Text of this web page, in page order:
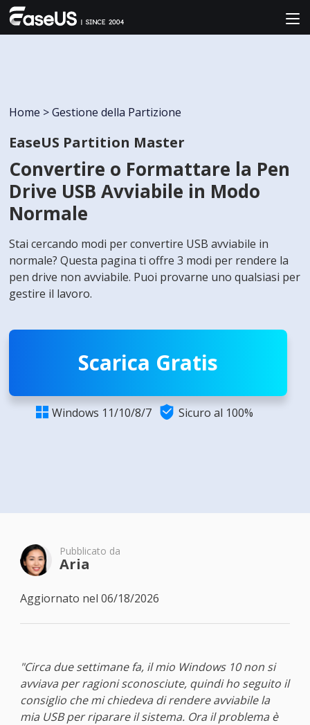
Home > Gestione della Partizione
EaseUS Partition Master
Convertire o Formattare la Pen
Drive USB Avviabile in Modo
Normale
Stai cercando modi per convertire USB avviabile in
normale? Questa pagina ti offre 3 modi per rendere la
pen drive non avviabile. Puoi provarne uno qualsiasi per
gestire il lavoro.
Scarica Gratis
 Windows 11/10/8/7  Sicuro al 100%
Pubblicato da
Aria
Aggiornato nel 06/18/2026
"Circa due settimane fa, il mio Windows 10 non si
avviava per ragioni sconosciute, quindi ho seguito il
consiglio che mi chiedeva di rendere avviabile la
mia USB per riparare il sistema. Ora il problema è